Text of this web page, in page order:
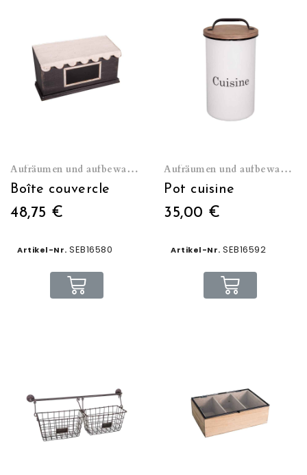
Aufräumen und aufbewahren
Boîte couvercle
48,75 €
Artikel-Nr. SEB16580
Aufräumen und aufbewahren
Pot cuisine
35,00 €
Artikel-Nr. SEB16592